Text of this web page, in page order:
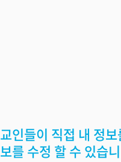
교인들이 직접 내 정
보를 수정 할 수 있습